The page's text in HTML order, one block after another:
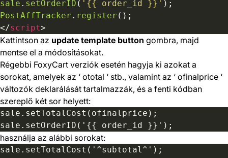
sale . setOrderID ( '{{ order_id }}'
PostAffTracker . register
</script
Kattintson az update template button gombra, majd
mentse el a módosításokat.
Régebbi FoxyCart verziók esetén hagyja ki azokat a
sorokat, amelyek az ‘ ototal ‘ stb., valamint az ‘ ofinalprice ‘
változók deklarálását tartalmazzák, és a fenti kódban
szereplő két sor helyett:
használja az alábbi sorokat: